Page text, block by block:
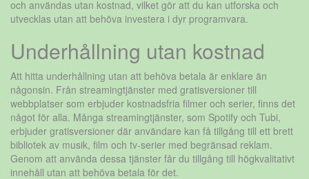
och användas utan kostnad, vilket gör att du kan utforska och
utvecklas utan att behöva investera i dyr programvara.
Underhållning utan kostnad
Att hitta underhållning utan att behöva betala är enklare än
någonsin. Från streamingtjänster med gratisversioner till
webbplatser som erbjuder kostnadsfria filmer och serier, finns det
något för alla. Många streamingtjänster, som Spotify och Tubi,
erbjuder gratisversioner där användare kan få tillgång till ett brett
bibliotek av musik, film och tv-serier med begränsad reklam.
Genom att använda dessa tjänster får du tillgång till högkvalitativt
innehåll utan att behöva betala för det.